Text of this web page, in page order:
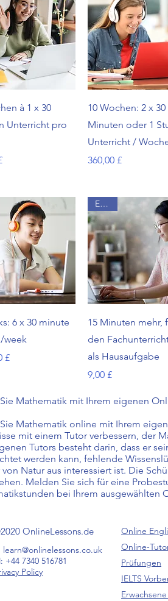
à 1 x 30
Unterricht pro
Schnellansicht
10 Wochen: 2 x 30
Minuten oder 1
Unterricht /
Preis
360,00 £
6 x 30 minute
week
£
Schnellansicht
Extras
15 Minuten mehr,
den
als Hausaufgabe
Preis
9,00 £
Mathematik mit Ihrem eigenen
Mathematik online mit Ihrem
mit einem Tutor verbessern, der
Tutors besteht darin, dass er
werden kann, fehlende
von Natur aus interessiert ist. Die
Melden Sie sich für eine
bei Ihrem ausgewählten
OnlineLessons.de
learn@onlinelessons.co.uk
+44 7340 516781
Policy
Online
Online-
Prüfungen
IELTS